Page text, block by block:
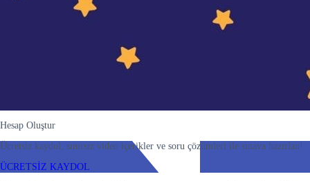
Hesap Oluştur
Ücretsiz kaydol, sınırsız video içerikler ve soru çözümleri ile sınava hazırlan!
ÜCRETSİZ KAYDOL